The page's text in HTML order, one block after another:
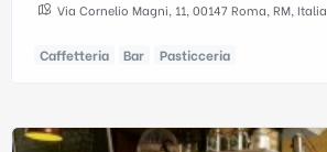
Via Cornelio Magni, 11, 00147 Roma, RM, Italia
Caffetteria Bar Pasticceria